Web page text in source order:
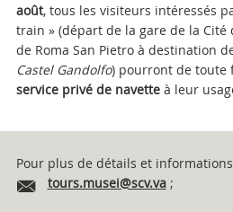
août, tous les visiteurs intéressés
train » (départ de la gare de la Cité
de Roma San Pietro à destination
Castel Gandolfo) pourront de toute
service privé de navette à leur
Pour plus de détails et
tours.musei@scv.va ;